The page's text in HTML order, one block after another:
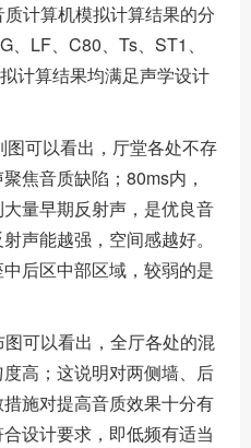
计算机模拟计算结果的分
LF、C80、Ts、ST1、
计算结果均满足声学设计
可以看出，厅堂各处不存
焦音质缺陷；80ms内，
量早期反射声，是优良音
声能越强，空间感越好。
后区中部区域，较弱的是
可以看出，全厅各处的混
高；这说明对两侧墙、后
施对提高音质效果十分有
设计要求，即低频有适当